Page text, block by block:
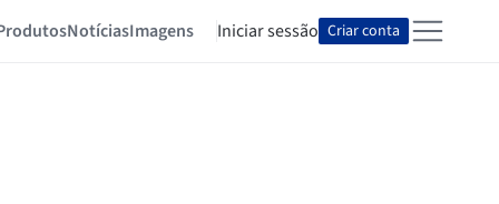
NotíciasImagens Iniciar sessão Criar conta